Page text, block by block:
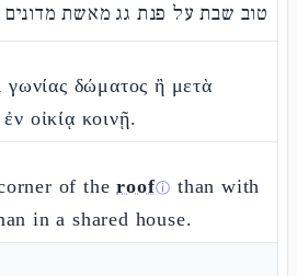
טוב שבת על פנת גג מאשת מדונים
γωνίας δώματος ἢ μετὰ
οἰκίᾳ κοινῇ.
of theroofⓘ than with
in a shared house.